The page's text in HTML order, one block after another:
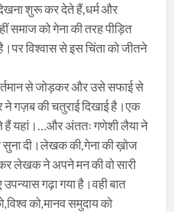
शुरू कर देते हैं,धर्म और
समाज को गेना की तरह पीड़ित
विश्वास से इस चिंता को जीतने
से जोड़कर और उसे सफाई से
ने गज़ब की चतुराई दिखाई है।एक
हैं यहां।…और अंततः गणेशी लैया ने
सुना दी।लेखक की,गेना की ख़ोज
लेखक ने अपने मन की वो सारी
गढ़ा गया है।वही बात
को,मानव समुदाय को